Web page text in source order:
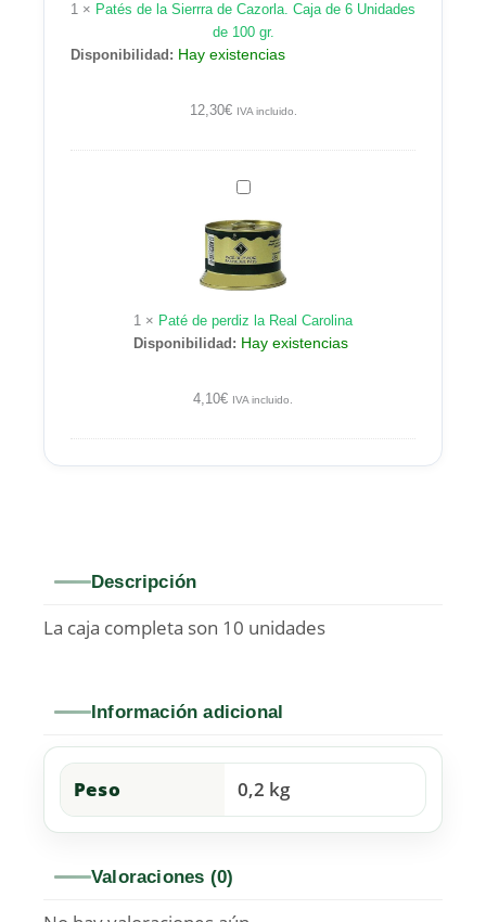
Caja
de
6
de
gr.
1 × Patés de la Sierrra de Cazorla. Caja de 6 Unidades
de 100 gr.
Disponibilidad: Hay existencias
12,30€ IVA incluido.
Paté
perdiz
la
Real
1 × Paté de perdiz la Real Carolina
Disponibilidad: Hay existencias
4,10€ IVA incluido.
Descripción
La caja completa son 10 unidades
Información adicional
Peso 0,2 kg
Valoraciones (0)